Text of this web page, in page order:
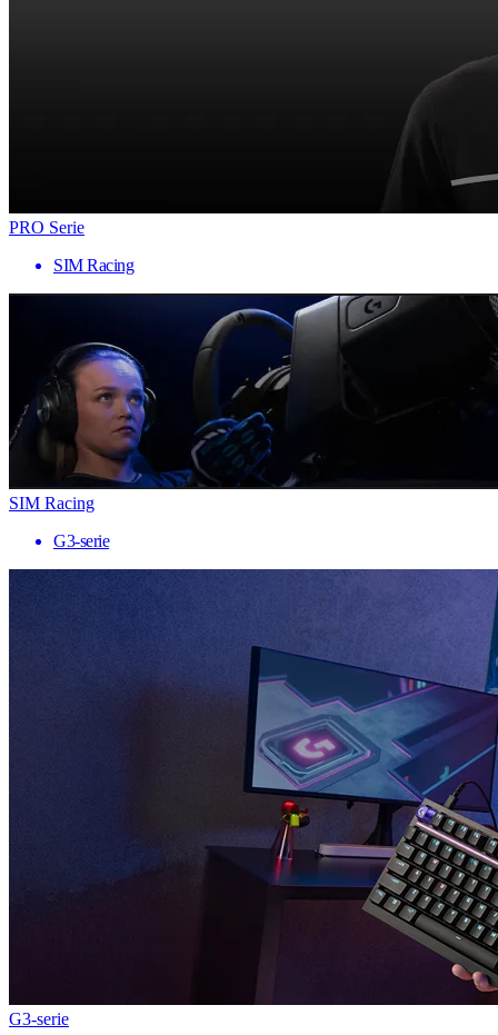
PRO Serie
SIM Racing
SIM Racing
G3-serie
G3-serie